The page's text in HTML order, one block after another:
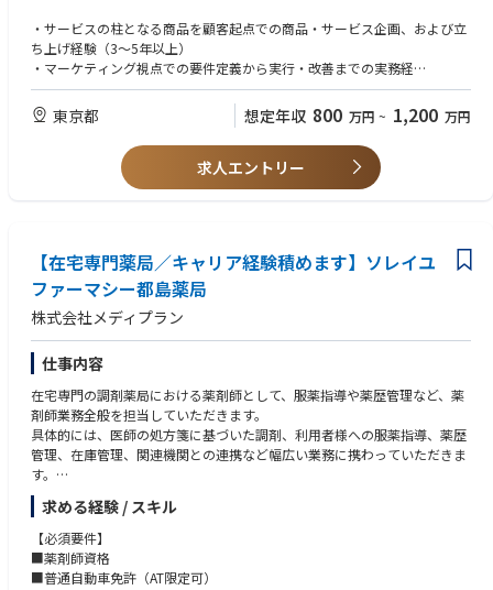
い当たり前」となる価値を創り出すことです。
■本求人でお任せしたい期待値
品開発で、社会課題を解決する
私たちが求めているのは、顧客の深い課題（インサイト）をマーケティン
グ視点で捉え、ゼロイチの価値創造から数百億円規模の事業グロースまで
を自ら牽引する「ゲームチェンジャー」です。
味があります。
変化の激しい食の領域において、既存の枠組みに囚われる必要は一切あり
ません。オイシックスには、BtoC・BtoBの双方向で、あなたのマーケテ
ィング・商品開発スキルを遺憾なく発揮できる「無数の打席」が用意され
ています。
【事例1：BtoC】
主力の『Kit Oisix』を超えていく、新市場の創造『デリOisix』 「調理する
気力も体力も残っていない」という共働き世帯の限界ペインに着目。大ヒ
ット商品『Kit Oisix』の成功体験に安住せず、調理プロセスを極限まで削
ぎ落とした次世代の食卓ソリューション『デリOisix』を立ち上げました。
毎日お客様へ直接ヒアリングを行う泥臭いマーケティングから、「惣菜」
の概念を覆す圧倒的なタイパと価値を開発。入社間もない若手もこの新規
立ち上げに参画し、新たな会員獲得の起爆剤として、高速で開発・改善を
推進しています。
・サービスの柱となる商品を顧客起点での商品・サービス企画、および立
ち上げ経験（3〜5年以上）
・マーケティング視点での要件定義から実行・改善までの実務経
・社内外の多様なステークホルダーを巻き込むプロジェクトマネジメント
（PM）経験
・不確実性（カオス）を楽しみ、突破する力
・高い目標や社会課題解決に対する強いコミットメント
・マーケティングの視点も持ちながら、顧客インサイトに基づく商品開発
や事業開発の経験がある方
・「綺麗な戦略」を描くだけでなく、自ら現場の泥にまみれて「正解のな
い問い」を解くカオスを楽しめる方
・ビジネスの力で社会をアップデートしたいという強い野心を持っている
方
東京都 想定年収 800 万円 ~ 1,200 万円
求人エントリー
【在宅専門薬局／キャリア経験積めます】ソレイユ
ファーマシー都島薬局
株式会社メディプラン
仕事内容
在宅専門の調剤薬局における薬剤師として、服薬指導や薬歴管理など、薬
剤師業務全般を担当していただきます。
具体的には、医師の処方箋に基づいた調剤、利用者様への服薬指導、薬歴
管理、在庫管理、関連機関との連携など幅広い業務に携わっていただきま
す。
また、利用者様の状態や生活環境を把握し、きめ細やかな服薬指導を行う
ことで、健康維持・増進に貢献していただきます。
将来的には、管理薬剤師として、薬局運営やスタッフ育成にも携わってい
ただくことを期待しています。
在宅医療の現場で、利用者様一人ひとりに寄り添った、質の高い薬剤師業
求める経験 / スキル
【必須要件】
■薬剤師資格
■普通自動車免許（AT限定可）